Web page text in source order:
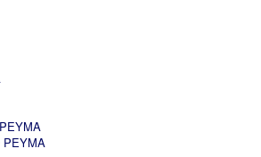
ΡΕΥΜΑ